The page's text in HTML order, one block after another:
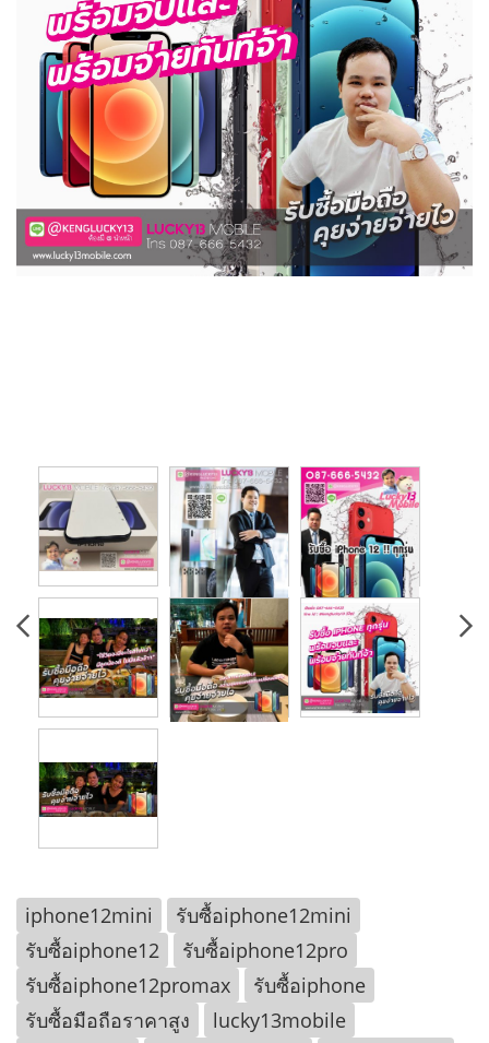
iphone12mini
รับซื้อiphone12mini
รับซื้อiphone12
รับซื้อiphone12pro
รับซื้อiphone12promax
รับซื้อiphone
รับซื้อมือถือราคาสูง
lucky13mobile